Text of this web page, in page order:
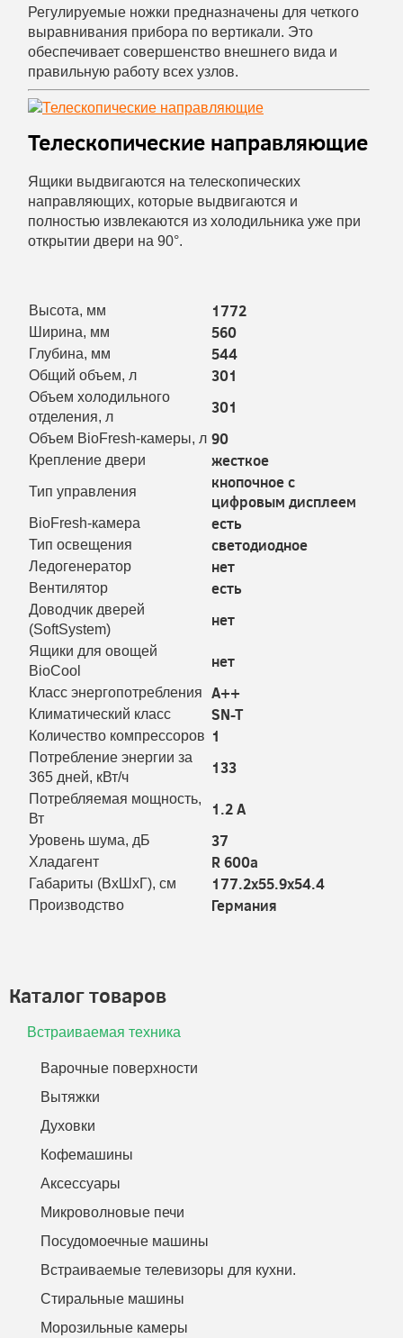
Регулируемые ножки предназначены для четкого
выравнивания прибора по вертикали. Это
обеспечивает совершенство внешнего вида и
правильную работу всех узлов.
Телескопические направляющие
Ящики выдвигаются на телескопических
направляющих, которые выдвигаются и
полностью извлекаются из холодильника уже при
открытии двери на 90°.
Высота, мм 1772
Ширина, мм 560
Глубина, мм 544
Общий объем, л 301
Объем холодильного
отделения, л
301
Объем BioFresh-камеры, л 90
Крепление двери жесткое
Тип управления
кнопочное с
цифровым дисплеем
BioFresh-камера есть
Тип освещения светодиодное
Ледогенератор нет
Вентилятор есть
Доводчик дверей
(SoftSystem)
нет
Ящики для овощей
BioCool
нет
Класс энергопотребления A++
Климатический класс SN-T
Количество компрессоров 1
Потребление энергии за
365 дней, кВт/ч
133
Потребляемая мощность,
Вт
1.2 A
Уровень шума, дБ 37
Хладагент R 600a
Габариты (ВхШхГ), см 177.2x55.9x54.4
Производство Германия
Каталог товаров
Встраиваемая техника
Варочные поверхности
Вытяжки
Духовки
Кофемашины
Аксессуары
Микроволновые печи
Посудомоечные машины
Встраиваемые телевизоры для кухни.
Стиральные машины
Морозильные камеры